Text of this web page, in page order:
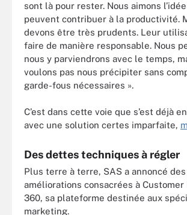
sont là pour rester. Nous aimons l’idée
peuvent contribuer à la productivité.
devons être très prudents. Leur
faire de manière responsable. Nous
nous y parviendrons avec le temps,
voulons pas nous précipiter sans
garde-fous nécessaires ».
C’est dans cette voie que s’est déjà
avec une solution certes imparfaite,
Des dettes techniques à régler
Plus terre à terre, SAS a annoncé des
améliorations consacrées à
360, sa plateforme destinée aux
marketing.